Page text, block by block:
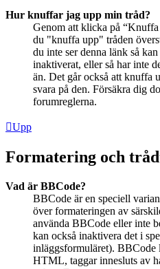
Hur knuffar jag upp min tråd?
Genom att klicka på
du "knuffa upp" tråden
du inte ser denna länk så
inaktiverat, eller så har inte
än. Det går också att knuffa
svara på den. Försäkra dig
forumreglerna.
Upp
Formatering och
Vad är BBCode?
BBCode är en speciell
över formateringen av
använda BBCode eller inte
kan också inaktivera det i
inläggsformuläret).
HTML, taggar innesluts av